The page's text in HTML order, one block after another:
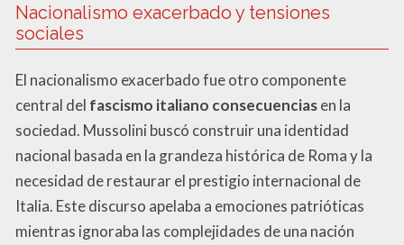
Nacionalismo exacerbado y tensiones
sociales
El nacionalismo exacerbado fue otro componente
central del fascismo italiano consecuenciasen la
sociedad. Mussolini buscó construir una identidad
nacional basada en la grandeza histórica de Roma y la
necesidad de restaurar el prestigio internacional de
Italia. Este discurso apelaba a emociones patrióticas
mientras ignoraba las complejidades de una nación